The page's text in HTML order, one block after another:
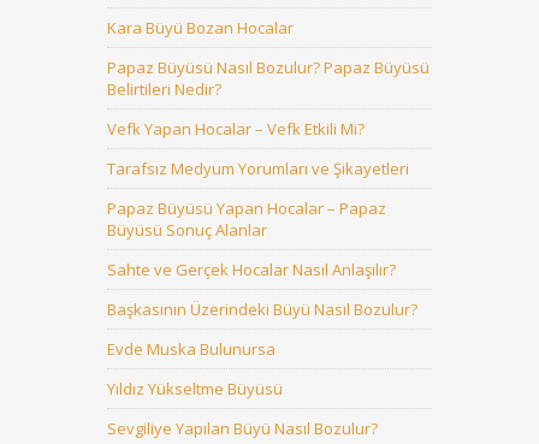
Kara Büyü Bozan Hocalar
Papaz Büyüsü Nasıl Bozulur? Papaz Büyüsü
Belirtileri Nedir?
Vefk Yapan Hocalar – Vefk Etkili Mi?
Tarafsız Medyum Yorumları ve Şikayetleri
Papaz Büyüsü Yapan Hocalar – Papaz
Büyüsü Sonuç Alanlar
Sahte ve Gerçek Hocalar Nasıl Anlaşılır?
Başkasının Üzerindeki Büyü Nasıl Bozulur?
Evde Muska Bulunursa
Yıldız Yükseltme Büyüsü
Sevgiliye Yapılan Büyü Nasıl Bozulur?